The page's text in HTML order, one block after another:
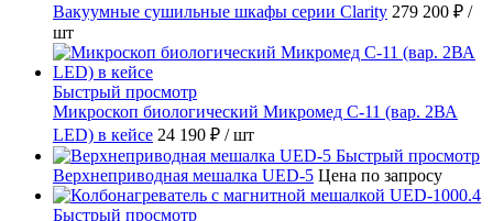
Вакуумные сушильные шкафы серии Clarity 279 200 ₽ /
шт
Быстрый просмотр
Микроскоп биологический Микромед С-11 (вар. 2ВА
LED) в кейсе 24 190 ₽ / шт
Быстрый просмотр
Верхнеприводная мешалка UED-5 Цена по запросу
Быстрый просмотр